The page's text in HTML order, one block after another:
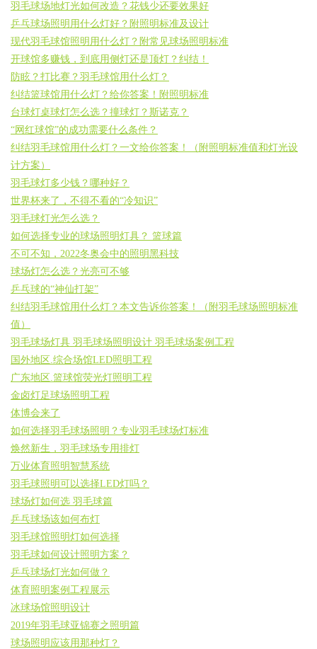
羽毛球场地灯光如何改造？花钱少还要效果好
乒乓球场照明用什么灯好？附照明标准及设计
现代羽毛球馆照明用什么灯？附常见球场照明标准
开球馆多赚钱，到底用侧灯还是顶灯？纠结！
防眩？打比赛？羽毛球馆用什么灯？
纠结篮球馆用什么灯？给你答案！附照明标准
台球灯桌球灯怎么选？撞球灯？斯诺克？
“网红球馆”的成功需要什么条件？
纠结羽毛球馆用什么灯？一文给你答案！（附照明标准值和灯光设
计方案）
羽毛球灯多少钱？哪种好？
世界杯来了，不得不看的“冷知识”
羽毛球灯光怎么选？
如何选择专业的球场照明灯具？ 篮球篇
不可不知，2022冬奥会中的照明黑科技
球场灯怎么选？光亮可不够
乒乓球的“神仙打架”
纠结羽毛球馆用什么灯？本文告诉你答案！（附羽毛球场照明标准
值）
羽毛球场灯具 羽毛球场照明设计 羽毛球场案例工程
国外地区.综合场馆LED照明工程
广东地区.篮球馆荧光灯照明工程
金卤灯足球场照明工程
体博会来了
如何选择羽毛球场照明？专业羽毛球场灯标准
焕然新生，羽毛球场专用排灯
万业体育照明智慧系统
羽毛球照明可以选择LED灯吗？
球场灯如何选 羽毛球篇
乒乓球场该如何布灯
羽毛球馆照明灯如何选择
羽毛球如何设计照明方案？
乒乓球场灯光如何做？
体育照明案例工程展示
冰球场馆照明设计
2019年羽毛球亚锦赛之照明篇
球场照明应该用那种灯？